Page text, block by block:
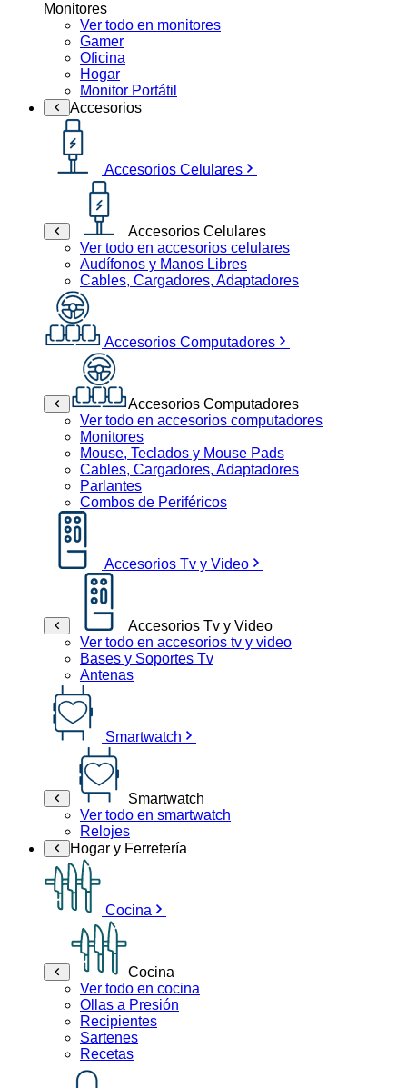
Monitores
Ver todo en monitores
Gamer
Oficina
Hogar
Monitor Portátil
Accesorios
Accesorios Celulares
Accesorios Celulares
Ver todo en accesorios celulares
Audífonos y Manos Libres
Cables, Cargadores, Adaptadores
Accesorios Computadores
Accesorios Computadores
Ver todo en accesorios computadores
Monitores
Mouse, Teclados y Mouse Pads
Cables, Cargadores, Adaptadores
Parlantes
Combos de Periféricos
Accesorios Tv y Video
Accesorios Tv y Video
Ver todo en accesorios tv y video
Bases y Soportes Tv
Antenas
Smartwatch
Smartwatch
Ver todo en smartwatch
Relojes
Hogar y Ferretería
Cocina
Cocina
Ver todo en cocina
Ollas a Presión
Recipientes
Sartenes
Recetas